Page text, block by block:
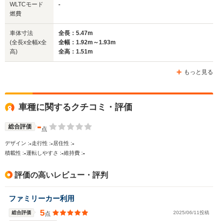
WLTCモード
燃費
-
車体寸法
(全長x全幅x全
高)
全長：5.47m
全幅：1.92m～1.93m
全高：1.51m
もっと見る
車種に関するクチコミ・評価
総合評価 -点
デザイン :-走行性 :- 居住性 :-
積載性 :-運転しやすさ :-維持費 :-
評価の高いレビュー・評判
ファミリーカー利用
総合評価 5点 2025/06/11投稿